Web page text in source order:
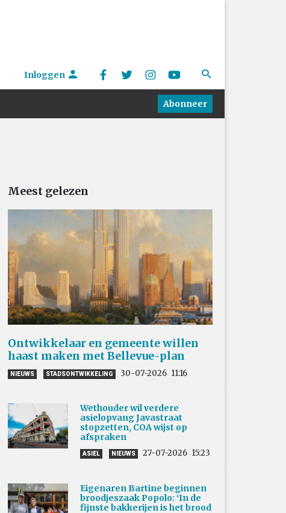
Inloggen
Abonneer
Meest gelezen
Ontwikkelaar en gemeente willen
haast maken met Bellevue-plan
NIEUWS STADSONTWIKKELING 30-07-2026 11:16
Wethouder wil verdere
asielopvang Javastraat
stopzetten, COA wijst op
afspraken
ASIEL NIEUWS 27-07-2026 15:23
Eigenaren Bartine beginnen
broodjeszaak Popolo: ‘In de
fijnste bakkerijen is het brood